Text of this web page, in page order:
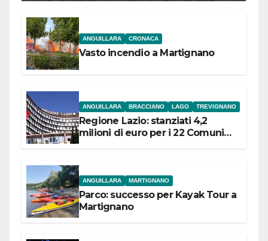
ANGUILLARA CRONACA
Vasto incendio a Martignano
ANGUILLARA BRACCIANO LAGO TREVIGNANO
Regione Lazio: stanziati 4,2
milioni di euro per i 22 Comuni
ANGUILLARA MARTIGNANO
Parco: successo per Kayak Tour a
Martignano